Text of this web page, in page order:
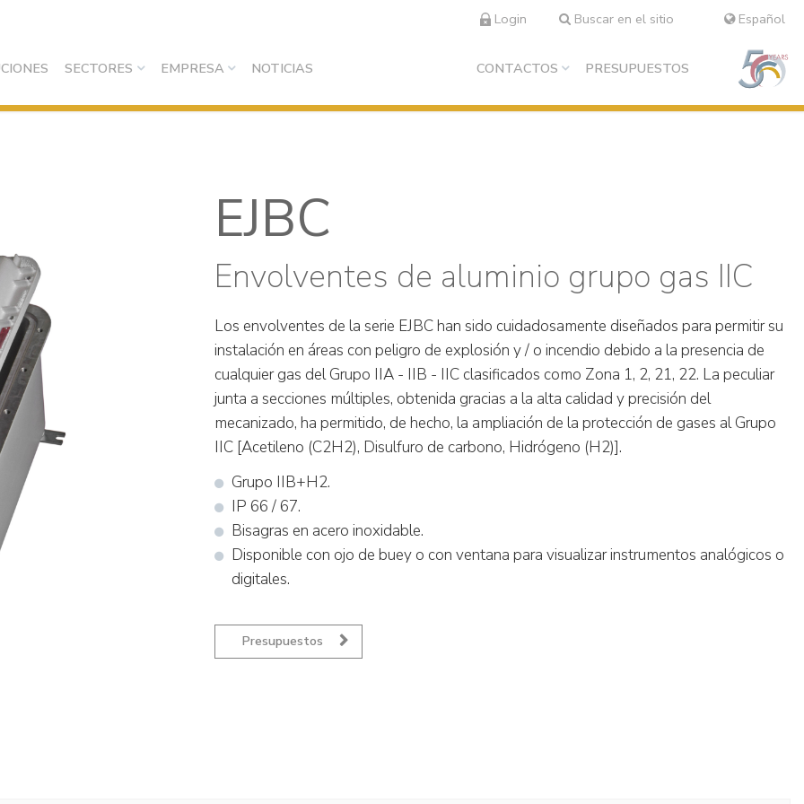
Login Buscar en el sitio Español
SECTORES EMPRESA NOTICIAS CONTACTOS PRESUPUESTOS
EJBC
Envolventes de aluminio grupo gas IIC
Los envolventes de la serie EJBC han sido cuidadosamente diseñados para permitir su
instalación en áreas con peligro de explosión y / o incendio debido a la presencia de
cualquier gas del Grupo IIA - IIB - IIC clasificados como Zona 1, 2, 21, 22. La peculiar
junta a secciones múltiples, obtenida gracias a la alta calidad y precisión del
mecanizado, ha permitido, de hecho, la ampliación de la protección de gases al Grupo
IIC [Acetileno (C2H2), Disulfuro de carbono, Hidrógeno (H2)].
Grupo IIB+H2.
IP 66 / 67.
Bisagras en acero inoxidable.
Disponible con ojo de buey o con ventana para visualizar instrumentos analógicos o
digitales.
Presupuestos